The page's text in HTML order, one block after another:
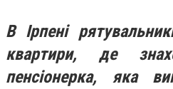
В Ірпені
квартири, де
пенсіонерка, яка